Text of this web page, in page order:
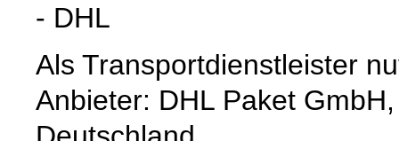
- DHL
Als Transportdienstleister
Anbieter: DHL Paket